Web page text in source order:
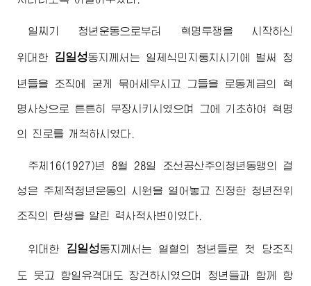
일찌기 청년운동으로부터 혁명투쟁을 시작하신
위대한 김일성동지 께서는 일제식민지통치시기에 벌써 청
년들을 조직에 굳게 묶어세우시고 그들을 로동계급의 혁
명사상으로 튼튼히 무장시키시였으며 그에 기초하여 혁명
의 진로를 개척하시였다.
주체16(1927)년 8월 28일 조선공산주의청년동맹의 결
성은 주체적청년운동의 시원을 열어놓고 진정한 청년전위
조직의 탄생을 알린 력사적사변이였다.
위대한 김일성동지 께서는 열혈의 청년들로 첫 당조직
도 뭇고 항일유격대도 창건하시였으며 청년들과 함께 항